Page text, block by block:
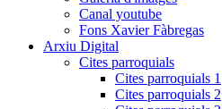
Canal youtube
Fons Xavier Fàbregas
Arxiu Digital
Cites parroquials
Cites parroquials 1
Cites parroquials 2